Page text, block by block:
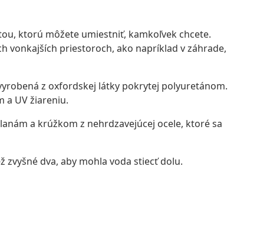
ktorú môžete umiestniť, kamkoľvek chcete.
vonkajších priestoroch, ako napríklad v záhrade,
z oxfordskej látky pokrytej polyuretánom.
a UV žiareniu.
a krúžkom z nehrdzavejúcej ocele, ktoré sa
dva, aby mohla voda stiecť dolu.